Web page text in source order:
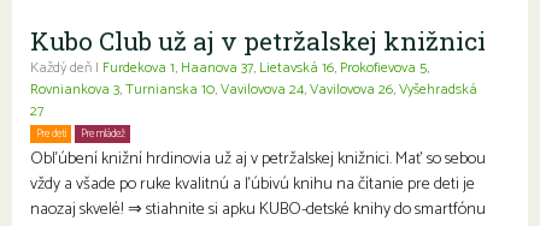
Kubo Club už aj v petržalskej knižnici
Každý deň | Furdekova 1, Haanova 37, Lietavská 16, Prokofievova 5,
Rovniankova 3,Turnianska 10,Vavilovova 24,Vavilovova 26,Vyšehradská
27
Pre deti Pre mládež
Obľúbení knižní hrdinovia už aj v petržalskej knižnici. Mať so sebou
vždy a všade po ruke kvalitnú a ľúbivú knihu na čítanie pre deti je
naozaj skvelé! ⇒ stiahnite si apku KUBO-detské knihy do smartfónu